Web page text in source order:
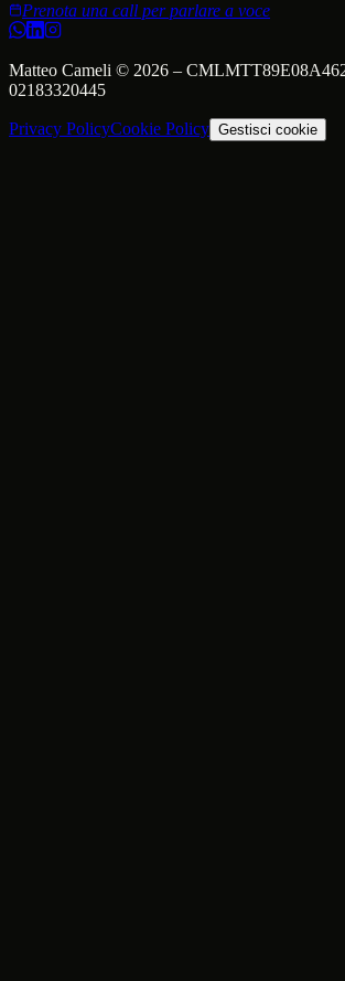
Prenota una call per parlare a voce
Matteo Cameli © 2026 –
02183320445
Privacy PolicyCookie Policy Gestisci cookie